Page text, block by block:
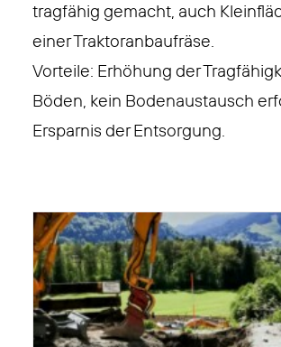
tragfähig gemacht, auch
einer Traktoranbaufräse.
Vorteile: Erhöhung der
Böden, kein Bodenaustausch
Ersparnis der Entsorgung.